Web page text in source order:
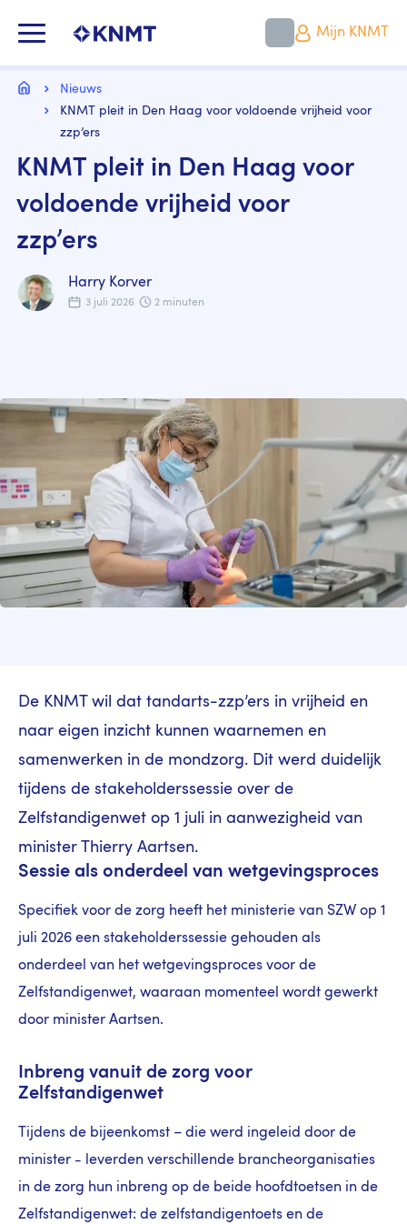
naar
gaan
Mijn KNMT
Kruimelpad
HomeNieuws
KNMT pleit in Den Haag voor voldoende vrijheid voor
zzp’ers
KNMT pleit in Den Haag voor
voldoende vrijheid voor
zzp’ers
Harry Korver
3 juli 2026 2 minuten
Image
De KNMT wil dat tandarts-zzp’ers in vrijheid en
naar eigen inzicht kunnen waarnemen en
samenwerken in de mondzorg. Dit werd duidelijk
tijdens de stakeholderssessie over de
Zelfstandigenwet op 1 juli in aanwezigheid van
minister Thierry Aartsen.
Sessie als onderdeel van wetgevingsproces
Specifiek voor de zorg heeft het ministerie van SZW op 1
juli 2026 een stakeholderssessie gehouden als
onderdeel van het wetgevingsproces voor de
Zelfstandigenwet, waaraan momenteel wordt gewerkt
door minister Aartsen.
Inbreng vanuit de zorg voor
Zelfstandigenwet
Tijdens de bijeenkomst – die werd ingeleid door de
minister - leverden verschillende brancheorganisaties
in de zorg hun inbreng op de beide hoofdtoetsen in de
Zelfstandigenwet: de zelfstandigentoets en de